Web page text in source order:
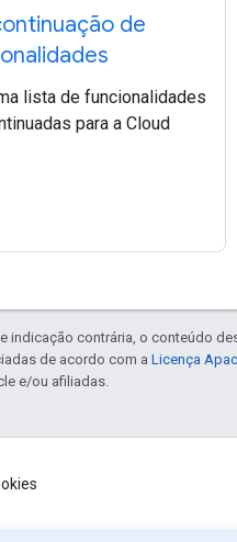
de
lista de funcionalidades
para a Cloud
indicação contrária, o conteúdo
de acordo com a Licença
e/ou afiliadas.